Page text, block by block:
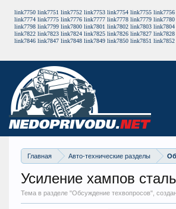
link7750 link7751 link7752 link7753 link7754 link7755 link7756
link7774 link7775 link7776 link7777 link7778 link7779 link7780
link7798 link7799 link7800 link7801 link7802 link7803 link7804
link7822 link7823 link7824 link7825 link7826 link7827 link7828
link7846 link7847 link7848 link7849 link7850 link7851 link7852
Главная Авто-технические разделы
Усиление хампов
Тема в разделе "Обсуждение техвопросов",